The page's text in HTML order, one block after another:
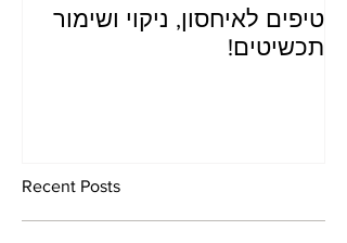
טיפים לאיחסון, ניקוי ושימור
תכשיטים!
Recent Posts